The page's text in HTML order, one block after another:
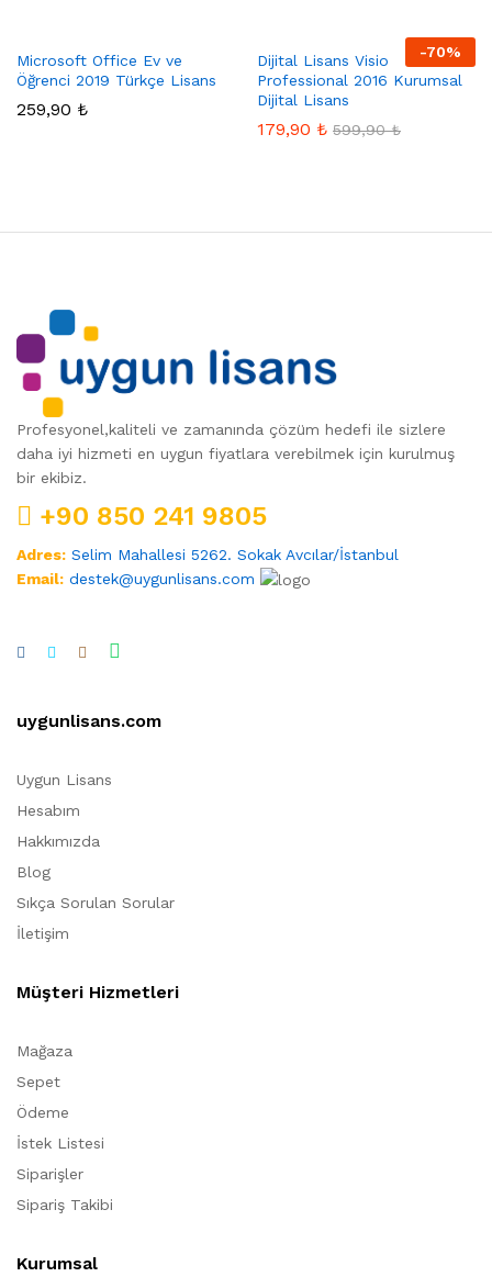
Microsoft Office Ev ve
Öğrenci 2019 Türkçe Lisans
259,90 ₺
-70%
Dijital Lisans Visio
Professional 2016 Kurumsal
Dijital Lisans
179,90 ₺ 599,90₺
Profesyonel,kaliteli ve zamanında çözüm hedefi ile sizlere
daha iyi hizmeti en uygun fiyatlara verebilmek için kurulmuş
bir ekibiz.
+90 850 241 9805
Adres: Selim Mahallesi 5262. Sokak Avcılar/İstanbul
Email: destek@uygunlisans.com
uygunlisans.com
Uygun Lisans
Hesabım
Hakkımızda
Blog
Sıkça Sorulan Sorular
İletişim
Müşteri Hizmetleri
Mağaza
Sepet
Ödeme
İstek Listesi
Siparişler
Sipariş Takibi
Kurumsal